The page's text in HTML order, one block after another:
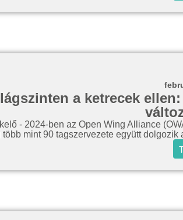
a ketrecek
- 2024-ben az Open Wing Alliance
több mint 90 tagszervezete együtt